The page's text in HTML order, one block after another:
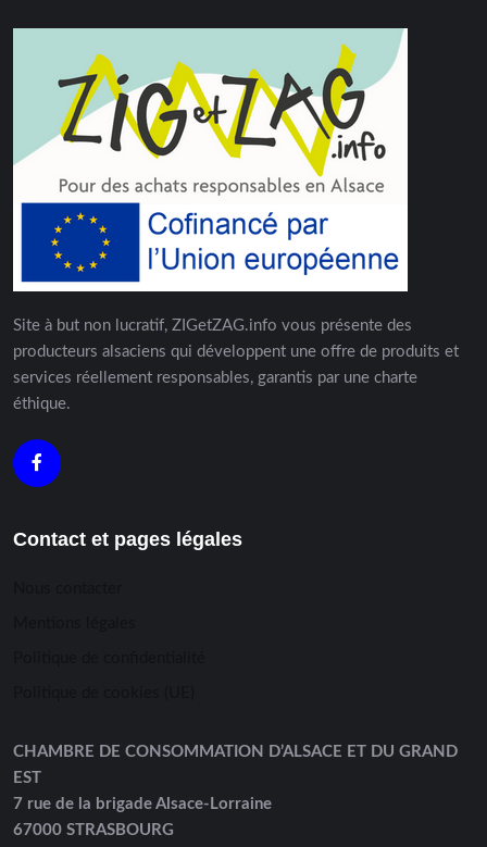
Site à but non lucratif, ZIGetZAG.info vous présente des
producteurs alsaciens qui développent une offre de produits et
services réellement responsables, garantis par une charte
éthique.
Contact et pages légales
CHAMBRE DE CONSOMMATION D’ALSACE ET DU GRAND
EST
7 rue de la brigade Alsace-Lorraine
67000 STRASBOURG